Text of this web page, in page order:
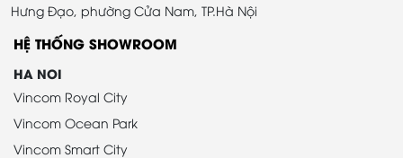
Hưng Đạo, phường Cửa Nam, TP.Hà Nội
HỆ THỐNG SHOWROOM
HA NOI
Vincom Royal City
Vincom Ocean Park
Vincom Smart City